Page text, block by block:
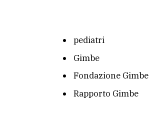
pediatri
Gimbe
Fondazione Gimbe
Rapporto Gimbe